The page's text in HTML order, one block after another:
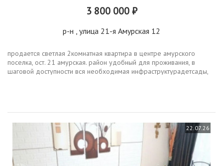
3 800 000 ₽
р-н , улица 21-я Амурская 12
продается светлая 2комнатная квартира в центре амурского
поселка, ост. 21 амурская. район удобный для проживания, в
шаговой доступности вся необходимая инфраструктурадетсады,
22.07.26